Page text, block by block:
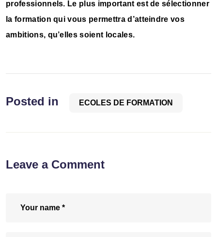
professionnels. Le plus important est de sélectionner
la formation qui vous permettra d’atteindre vos
ambitions, qu’elles soient locales.
Posted in ECOLES DE FORMATION
Leave a Comment